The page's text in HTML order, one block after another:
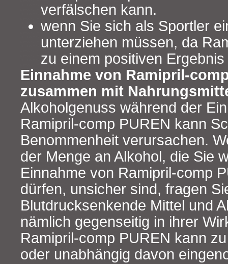
verfälschen kann.
wenn Sie sich als Sportler
unterziehen müssen, da
zu einem positiven
Einnahme von Ramipril-
zusammen mit
Alkoholgenuss während der
Ramipril-comp PUREN kann
Benommenheit verursachen.
der Menge an Alkohol, die Sie
Einnahme von Ramipril-comp
dürfen, unsicher sind, fragen
Blutdrucksenkende Mittel und
nämlich gegenseitig in ihrer
Ramipril-comp PUREN kann
oder unabhängig davon